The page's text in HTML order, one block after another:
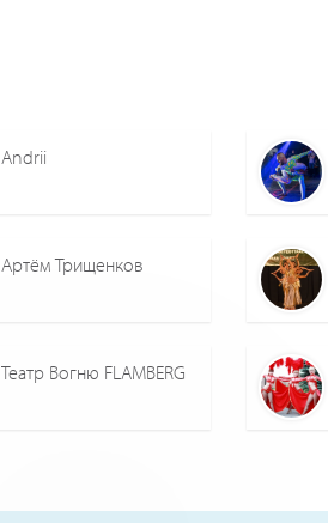
Andrii
Артём Трищенков
Театр Вогню FLAMBERG